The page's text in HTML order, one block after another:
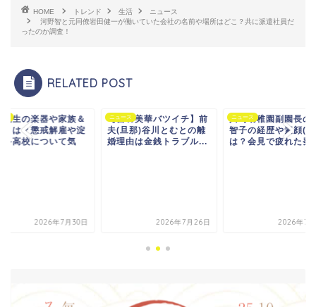
HOME トレンド 生活
ニュース
河野智と元同僚岩田健一が働いていた会社の名前や場所はどこ？共に派遣社員だ
ったのか調査！
RELATED POST
羽美華バツイチ】前
那)谷川とむとの離
由は金銭トラブル...
2026年7月26日
ニュース
川崎幼稚園副園長の杉本
智子の経歴や素顔(性格)
は？会見で疲れた発言...
2026年7月27日
トレンド
丸谷先生の楽器や家
激怒とは？懲戒解雇
川工科高校について
2026年7